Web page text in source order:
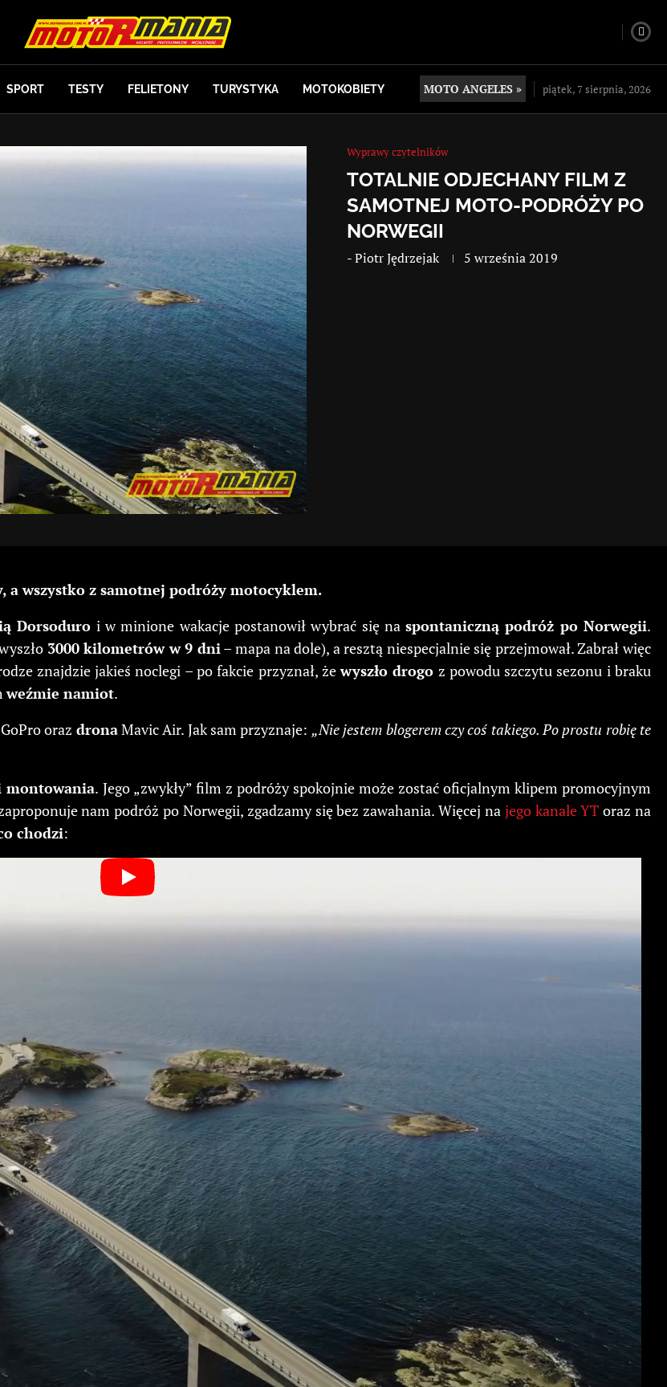
SPORT TESTY FELIETONY TURYSTYKA MOTOKOBIETY MOTO ANGELES » piątek, 7 sierpnia, 2026
Wyprawy czytelników
TOTALNIE ODJECHANY FILM Z
SAMOTNEJ MOTO-PODRÓŻY PO
NORWEGII
-Piotr Jędrzejak 5 września 2019
wszystko z samotnej podróży motocyklem.
Dorsoduro i w minione wakacje postanowił wybrać się naspontaniczną podróż po Norwegii.
3000 kilometrów w 9 dni– mapa na dole), a resztą niespecjalnie się przejmował. Zabrał więc
znajdzie jakieś noclegi – po fakcie przyznał, żewyszło drogo z powodu szczytu sezonu i braku
weźmie namiot.
GoPro oraz dronaMavic Air. Jak sam przyznaje: „Nie jestem blogerem czy coś takiego. Po prostu robię te
montowania. Jego „zwykły” film z podróży spokojnie może zostać oficjalnym klipem promocyjnym
nam podróż po Norwegii, zgadzamy się bez zawahania. Więcej na jego kanale YT oraz na
chodzi: